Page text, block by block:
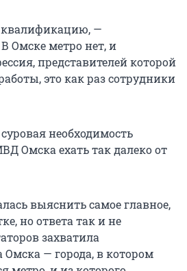
квалификацию, —
Омске метро нет, и
представителей которой
это как раз сотрудники
необходимость
Омска ехать так далеко от
выяснить самое главное,
но ответа так и не
захватила
Омска — города, в котором